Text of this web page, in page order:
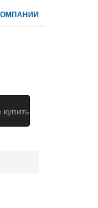
купить